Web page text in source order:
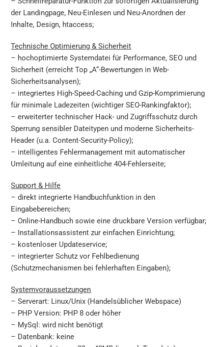
der Landingpage, Neu-Einlesen und Neu-Anordnen der
Inhalte, Design, htaccess;
Technische Optimierung & Sicherheit
– hochoptimierte Systemdatei für Performance, SEO und
Sicherheit (erreicht Top „A“-Bewertungen in Web-
Sicherheitsanalysen);
– integriertes High-Speed-Caching und Gzip-Komprimierung
für minimale Ladezeiten (wichtiger SEO-Rankingfaktor);
– erweiterter technischer Hack- und Zugriffsschutz durch
Sperrung sensibler Dateitypen und moderne Sicherheits-
Header (u.a. Content-Security-Policy);
– intelligentes Fehlermanagement mit automatischer
Umleitung auf eine einheitliche 404-Fehlerseite;
Support & Hilfe
– direkt integrierte Handbuchfunktion in den
Eingabebereichen;
– Online-Handbuch sowie eine druckbare Version verfügbar;
– Installationsassistent zur einfachen Einrichtung;
– kostenloser Updateservice;
– integrierter Schutz vor Fehlbedienung
(Schutzmechanismen bei fehlerhaften Eingaben);
Systemvoraussetzungen
– Serverart: Linux/Unix (Handelsüblicher Webspace)
– PHP Version: PHP 8 oder höher
– MySql: wird nicht benötigt
– Datenbank: keine